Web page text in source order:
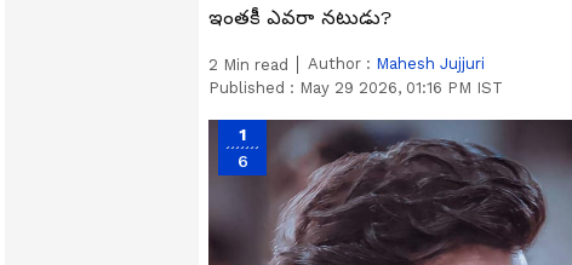
ఇంతకీ ఎవరా నటుడు?
2 Min read Author : Mahesh Jujjuri
Published : May 29 2026, 01:16 PM IST
1
6